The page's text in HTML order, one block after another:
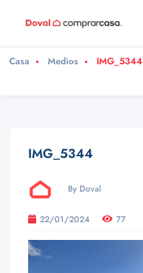
Casa Medios IMG_5344
IMG_5344
By Doval
22/01/2024 77